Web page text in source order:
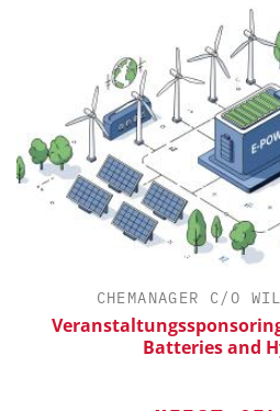
CHEMANAGER C/O
Batteries and